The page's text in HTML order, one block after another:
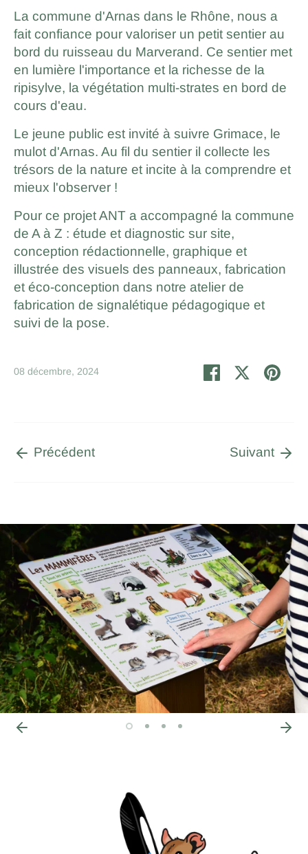
La commune d'Arnas dans le Rhône, nous a
fait confiance pour valoriser un petit sentier au
bord du ruisseau du Marverand. Ce sentier met
en lumière l'importance et la richesse de la
ripisylve, la végétation multi-strates en bord de
cours d'eau.
Le jeune public est invité à suivre Grimace, le
mulot d'Arnas. Au fil du sentier il collecte les
trésors de la nature et incite à la comprendre et
mieux l'observer !
Pour ce projet ANT a accompagné la commune
de A à Z : étude et diagnostic sur site,
conception rédactionnelle, graphique et
illustrée des visuels des panneaux, fabrication
et éco-conception dans notre atelier de
fabrication de signalétique pédagogique et
suivi de la pose.
08 décembre, 2024 PartagerTweeter
Précédent Suivant